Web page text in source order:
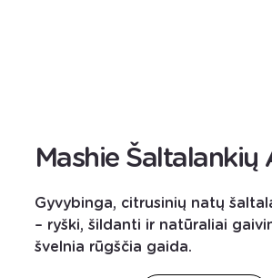
Mashie Šaltalankių
Gyvybinga, citrusinių natų
– ryški, šildanti ir natūraliai
švelnia rūgščia gaida.